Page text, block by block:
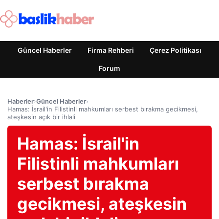
Güncel Haberler Firma Rehberi Çerez Politikası
Forum
Haberler›Güncel Haberler›
Hamas: İsrail'in Filistinli mahkumları serbest bırakma gecikmesi,
ateşkesin açık bir ihlali
Hamas: İsrail'in
Filistinli mahkumları
serbest bırakma
gecikmesi, ateşkesin